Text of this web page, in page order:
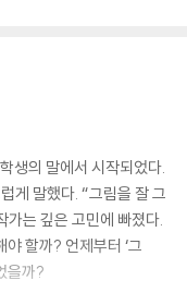
생의 말에서 시작되었다.
게 말했다. “그림을 잘 그
가는 깊은 고민에 빠졌다.
할까? 언제부터 ‘그
을까?